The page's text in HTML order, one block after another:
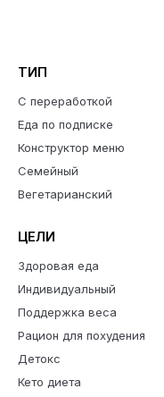
ТИП
С переработкой
Еда по подписке
Конструктор меню
Семейный
Вегетарианский
ЦЕЛИ
Здоровая еда
Индивидуальный
Поддержка веса
Рацион для похудения
Детокс
Кето диета